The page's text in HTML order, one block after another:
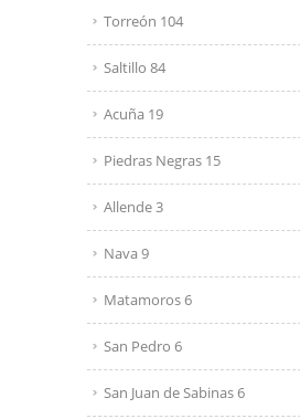
Torreón 104
Saltillo 84
Acuña 19
Piedras Negras 15
Allende 3
Nava 9
Matamoros 6
San Pedro 6
San Juan de Sabinas 6